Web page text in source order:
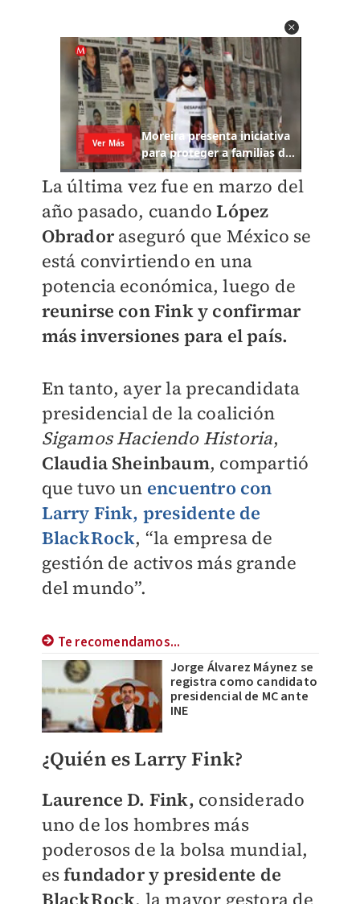
La última vez fue en marzo del
año pasado, cuandoLópez
Obradoraseguró que México se
está convirtiendo en una
potencia económica, luego de
reunirse con Fink y confirmar
más inversiones para el país.
En tanto, ayer la precandidata
presidencial de la coalición
Sigamos Haciendo Historia,
Claudia Sheinbaum, compartió
que tuvo un encuentro con
Larry Fink, presidente de
BlackRock, “la empresa de
gestión de activos más grande
del mundo”.
Te recomendamos...
Jorge Álvarez Máynez se
registra como candidato
presidencial de MC ante
INE
¿Quién es Larry Fink?
Laurence D. Fink, considerado
uno de los hombres más
poderosos de la bolsa mundial,
esfundador y presidente de
BlackRock, la mayor gestora de